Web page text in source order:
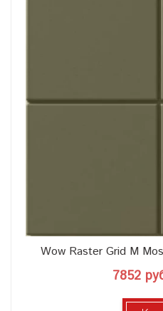
Wow Raster Grid M
7852